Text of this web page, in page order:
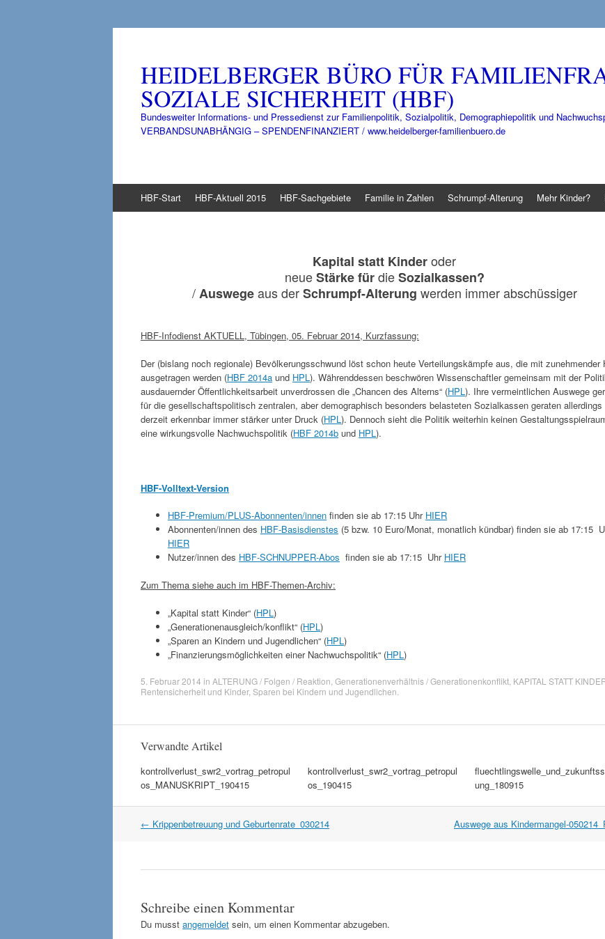
HEIDELBERGER BÜRO FÜR
SOZIALE SICHERHEIT (HBF)
Bundesweiter Informations- und Pressedienst zur Familienpolitik, Sozialpolitik, Demographiepolitik und
VERBANDSUNABHÄNGIG – SPENDENFINANZIERT / www.heidelberger-familienbuero.de
Inhalt
HBF-Start HBF-Aktuell 2015 HBF-Sachgebiete Familie in Zahlen Schrumpf-Alterung Mehr Kinder?
Kapital statt Kinderoder
neueStärke fürdieSozialkassen?
/Auswegeaus derSchrumpf-Alterung werden immer abschüssiger
HBF-Infodienst AKTUELL, Tübingen, 05. Februar 2014, Kurzfassung:
Der (bislang noch regionale) Bevölkerungsschwund löst schon heute Verteilungskämpfe aus, die mit zunehmender
ausgetragen werden (HBF 2014a und HPL ). Währenddessen beschwören Wissenschaftler gemeinsam mit der
ausdauernder Öffentlichkeitsarbeit unverdrossen die „Chancen des Alterns“ (HPL ). Ihre vermeintlichen Auswege
für die gesellschaftspolitisch zentralen, aber demographisch besonders belasteten Sozialkassen geraten allerdings
derzeit erkennbar immer stärker unter Druck (HPL ). Dennoch sieht die Politik weiterhin keinen
eine wirkungsvolle Nachwuchspolitik (HBF 2014b und HPL ).
HBF-Volltext-Version
HBF-Premium/PLUS-Abonnenten/innen finden sie ab 17:15 Uhr HIER
Abonnenten/innen des HBF-Basisdienstes (5 bzw. 10 Euro/Monat, monatlich kündbar) finden sie ab 17:15
HIER
Nutzer/innen des HBF-SCHNUPPER-Abos finden sie ab 17:15 Uhr HIER
Zum Thema siehe auch im HBF-Themen-Archiv:
„Kapital statt Kinder“ (HPL )
„Generationenausgleich/konflikt“ (HPL )
„Sparen an Kindern und Jugendlichen“ (HPL )
„Finanzierungsmöglichkeiten einer Nachwuchspolitik“ (HPL )
5. Februar 2014 in ALTERUNG / Folgen / Reaktion Generationenverhältnis / Generationenkonflikt KAPITAL STATT
Rentensicherheit und Kinder, Sparen bei Kindern und Jugendlichen
Verwandte Artikel
kontrollverlust_swr2_vortrag_petropul
os_MANUSKRIPT_190415
kontrollverlust_swr2_vortrag_petropul
os_190415
ung_180915
Artikel
← Krippenbetreuung und Geburtenrate_030214 Auswege aus Kindermangel-
Schreibe einen Kommentar
Du musst angemeldet sein, um einen Kommentar abzugeben.